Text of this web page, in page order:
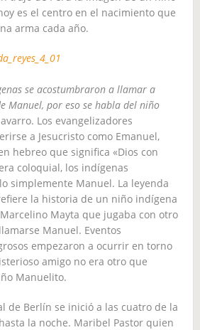
es el centro en el nacimiento que
arma cada año.
se acostumbraron a llamar a
Manuel, por eso se habla del niño
Los evangelizadores
a Jesucristo como Emanuel,
hebreo que significa «Dios con
coloquial, los indígenas
simplemente Manuel. La leyenda
la historia de un niño indígena
Mayta que jugaba con otro
Manuel. Eventos
empezaron a ocurrir en torno
amigo no era otro que
Manuelito.
de Berlín se inició a las cuatro de la
la noche. Maribel Pastor quien